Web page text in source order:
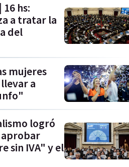
hs:
a tratar la
del
mujeres
a
logró
aprobar
sin IVA" y el